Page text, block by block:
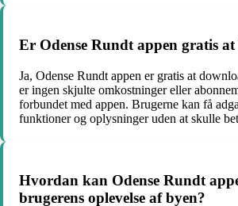
Er Odense Rundt appen gratis at
Ja, Odense Rundt appen er gratis at
er ingen skjulte omkostninger eller
forbundet med appen. Brugerne kan få
funktioner og oplysninger uden at skulle
Hvordan kan Odense Rundt
brugerens oplevelse af byen?